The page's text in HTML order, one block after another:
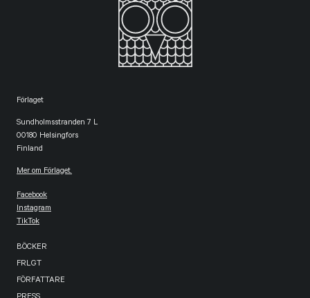
Förlaget
Sundholmsstranden 7 L
00180 Helsingfors
Finland
Mer om Förlaget.
Facebook
Instagram
TikTok
BÖCKER
FRLGT
FÖRFATTARE